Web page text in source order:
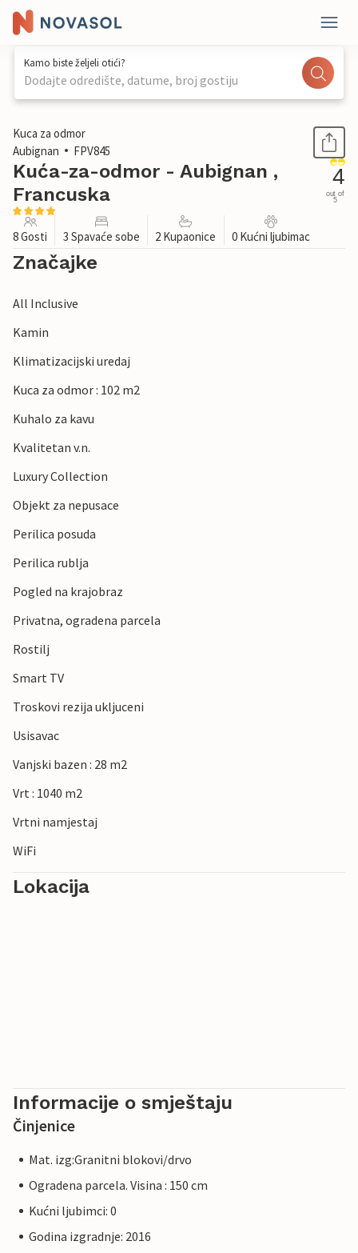
Kamo biste željeli otići?
Dodajte odredište, datume, broj gostiju
1 / 24
Kuca za odmor
Aubignan
FPV845
Kuća-za-odmor - Aubignan ,
Francuska
4
out of
5
8 Gosti 3 Spavaće sobe 2 Kupaonice 0 Kućni ljubimac
Značajke
All Inclusive
Kamin
Klimatizacijski uredaj
Kuca za odmor : 102 m2
Kuhalo za kavu
Kvalitetan v.n.
Luxury Collection
Objekt za nepusace
Perilica posuda
Perilica rublja
Pogled na krajobraz
Privatna, ogradena parcela
Rostilj
Smart TV
Troskovi rezija ukljuceni
Usisavac
Vanjski bazen : 28 m2
Vrt : 1040 m2
Vrtni namjestaj
WiFi
Lokacija
Informacije o smještaju
Činjenice
Mat. izg:Granitni blokovi/drvo
Ogradena parcela. Visina : 150 cm
Kućni ljubimci: 0
Godina izgradnje: 2016